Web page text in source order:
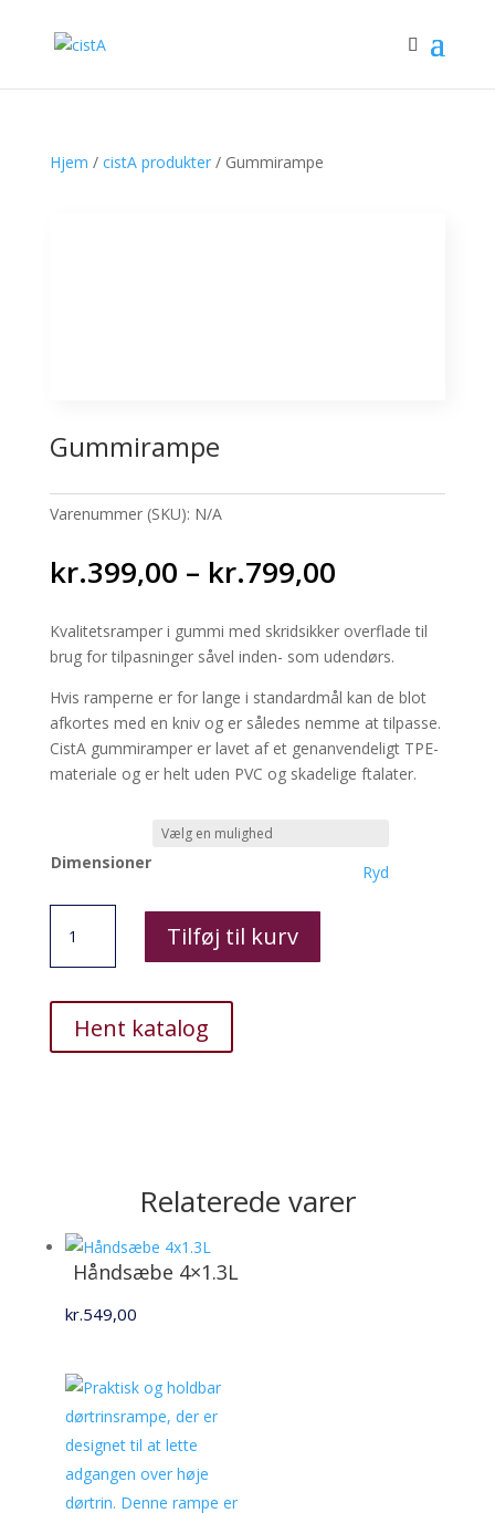
Hjem / cistA produkter/ Gummirampe
Gummirampe
Varenummer (SKU): N/A
kr.399,00 – kr.799,00
til
kr.799,00
Kvalitetsramper i gummi med skridsikker overflade til
brug for tilpasninger såvel inden- som udendørs.
Hvis ramperne er for lange i standardmål kan de blot
afkortes med en kniv og er således nemme at tilpasse.
CistA gummiramper er lavet af et genanvendeligt TPE-
materiale og er helt uden PVC og skadelige ftalater.
Dimensioner Ryd
Gummirampe
antal
Tilføj til kurv
Hent katalog
Relaterede varer
Håndsæbe 4×1.3L
kr.549,00